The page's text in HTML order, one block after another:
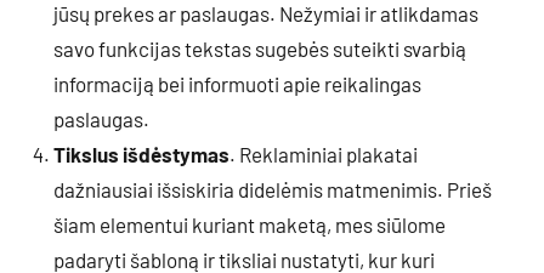
jūsų prekes ar paslaugas. Nežymiai ir atlikdamas
savo funkcijas tekstas sugebės suteikti svarbią
informaciją bei informuoti apie reikalingas
paslaugas.
Tikslus išdėstymas. Reklaminiai plakatai
dažniausiai išsiskiria didelėmis matmenimis. Prieš
šiam elementui kuriant maketą, mes siūlome
padaryti šabloną ir tiksliai nustatyti, kur kuri